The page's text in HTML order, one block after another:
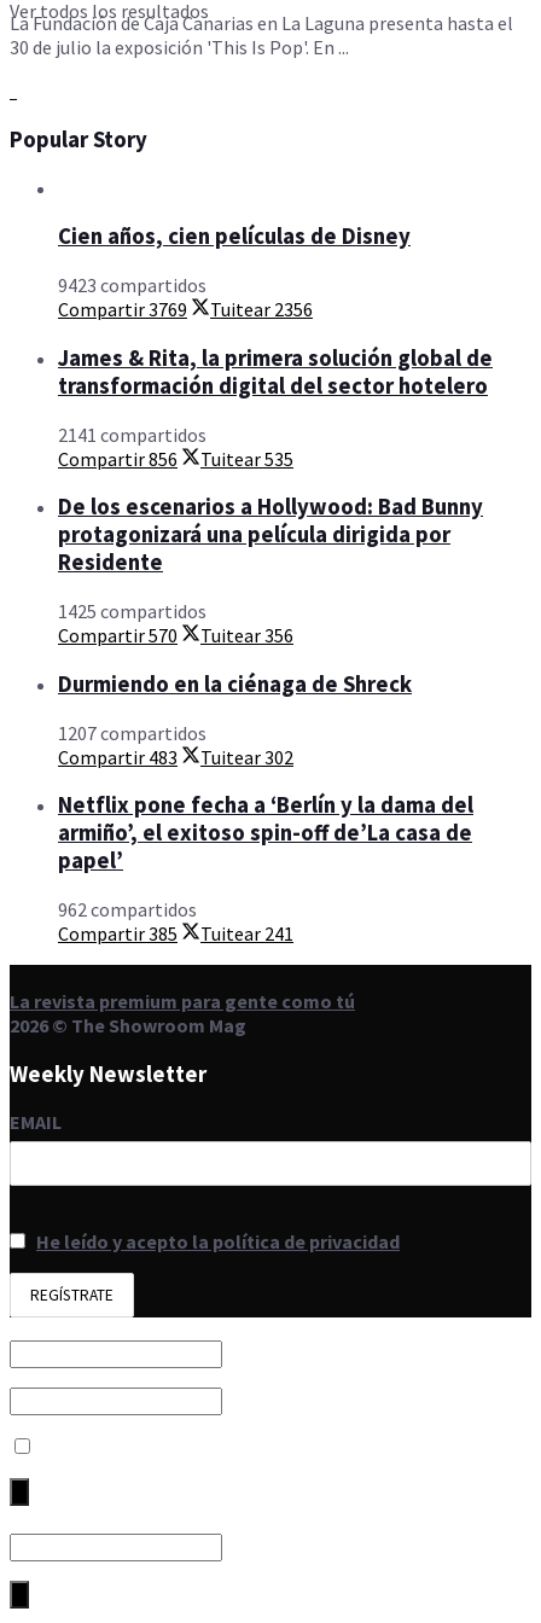
Ver todos los resultados
La Fundación de Caja Canarias en La Laguna presenta hasta el
30 de julio la exposición 'This Is Pop'. En ...
Popular Story
Cien años, cien películas de Disney
9423 compartidos
Compartir3769 Tuitear 2356
James & Rita, la primera solución global de
transformación digital del sector hotelero
2141 compartidos
Compartir856 Tuitear535
De los escenarios a Hollywood: Bad Bunny
protagonizará una película dirigida por
Residente
1425 compartidos
Compartir570 Tuitear356
Durmiendo en la ciénaga de Shreck
1207 compartidos
Compartir 483 Tuitear302
Netflix pone fecha a ‘Berlín y la dama del
armiño’, el exitoso spin-off de’La casa de
papel’
962 compartidos
Compartir385 Tuitear 241
La revista premium para gente como tú
2026 © The Showroom Mag
Weekly Newsletter
EMAIL
He leído y acepto la política de privacidad